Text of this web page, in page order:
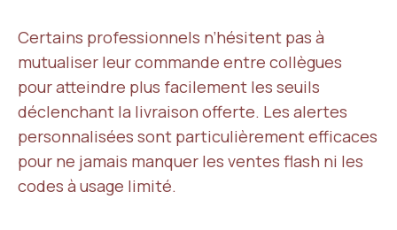
Certains professionnels n’hésitent pas à
mutualiser leur commande entre collègues
pour atteindre plus facilement les seuils
déclenchant la livraison offerte. Les alertes
personnalisées sont particulièrement efficaces
pour ne jamais manquer les ventes flash ni les
codes à usage limité.